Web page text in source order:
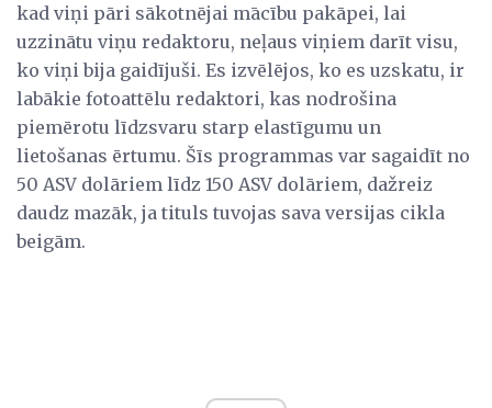
kad viņi pāri sākotnējai mācību pakāpei, lai
uzzinātu viņu redaktoru, neļaus viņiem darīt visu,
ko viņi bija gaidījuši. Es izvēlējos, ko es uzskatu, ir
labākie fotoattēlu redaktori, kas nodrošina
piemērotu līdzsvaru starp elastīgumu un
lietošanas ērtumu. Šīs programmas var sagaidīt no
50 ASV dolāriem līdz 150 ASV dolāriem, dažreiz
daudz mazāk, ja tituls tuvojas sava versijas cikla
beigām.